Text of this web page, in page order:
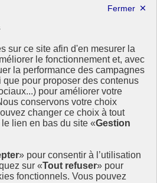
sur ce site afin d'en mesurer la
le fonctionnement et, avec
la performance des campagnes
pour proposer des contenus
pour améliorer votre
conservons votre choix
changer ce choix à tout
lien en bas du site «Gestion
» pour consentir à l’utilisation
sur «Tout refuser» pour
fonctionnels. Vous pouvez
de référence concernant l’Agenda
la France. Il valorise la mobilisation de
nouvelle fenêtre
une nouvelle fenêtre
une nouvelle fenêtre